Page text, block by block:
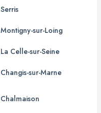
Serris
Montigny-sur-Loing
La Celle-sur-Seine
Changis-sur-Marne
Chalmaison